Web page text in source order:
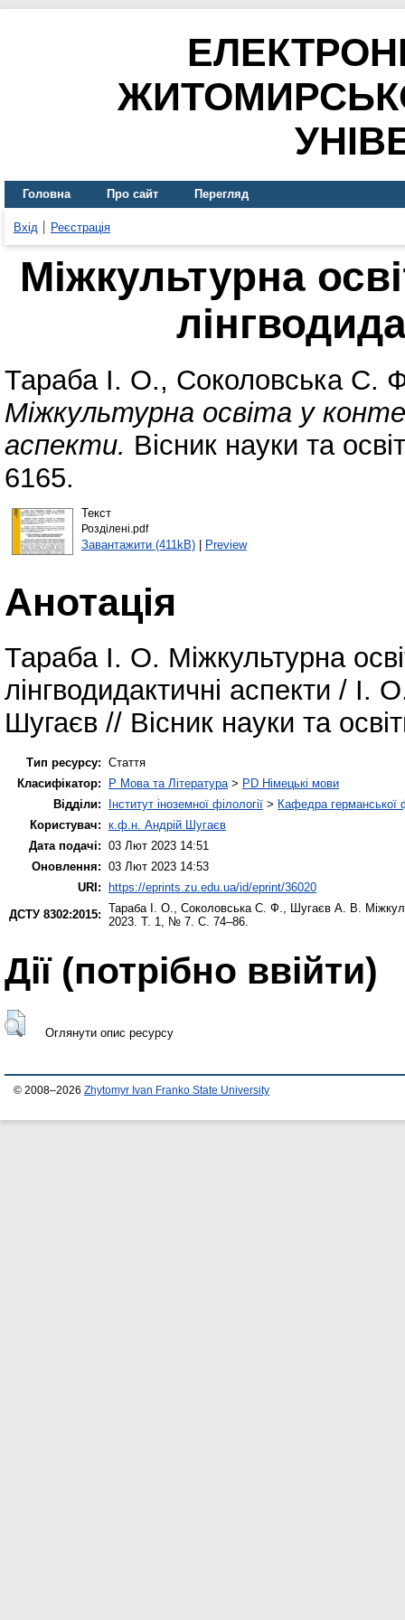
Головна Про сайт Перегляд
Вхід Реєстрація
Міжкультурна
Тараба І. О., Соколовська С.
Міжкультурна освіта у
аспекти. Вісник науки та
6165.
Текст
Розділені.pdf
Завантажити (411kB)| Preview
Анотація
Тараба І. О. Міжкультурна
лінгводидактичні аспекти /
Шугаєв // Вісник науки та
Тип ресурсу: Стаття
Класифікатор:
P Мова та Література > PD Німецькі мови
Відділи:
Інститут іноземної філології > Кафедра германської
Користувач: к.ф.н. Андрій Шугаєв
Дата подачі: 03 Лют 2023 14:51
Оновлення: 03 Лют 2023 14:53
URI: https://eprints.zu.edu.ua/id/eprint/36020
ДСТУ 8302:2015: Тараба І. О. Соколовська С. Ф. Шугаєв А. В.
2023. Т. 1, № 7. С. 74–86.
Дії ​​(потрібно ввійти)
Оглянути опис ресурсу
© 2008–2026 Zhytomyr Ivan Franko State University